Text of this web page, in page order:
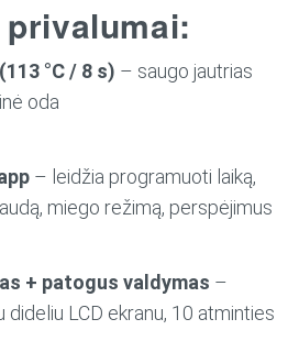
°C / 8 s) – saugo jautrias
oda
– leidžia programuoti laiką,
miego režimą, perspėjimus
+ patogus valdymas –
LCD ekranu, 10 atminties